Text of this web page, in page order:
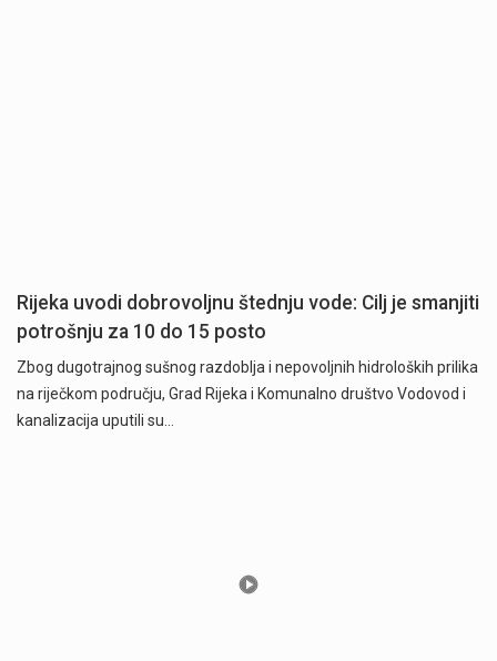
Rijeka uvodi dobrovoljnu štednju vode: Cilj je smanjiti
potrošnju za 10 do 15 posto
Zbog dugotrajnog sušnog razdoblja i nepovoljnih hidroloških prilika
na riječkom području, Grad Rijeka i Komunalno društvo Vodovod i
kanalizacija uputili su…